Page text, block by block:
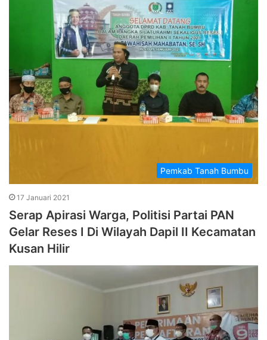
Pemkab Tanah Bumbu
17 Januari 2021
Serap Apirasi Warga, Politisi Partai PAN
Gelar Reses I Di Wilayah Dapil II Kecamatan
Kusan Hilir